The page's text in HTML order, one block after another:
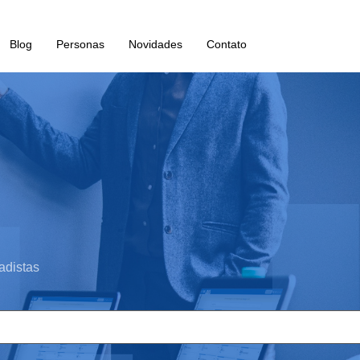
Blog Personas Novidades Contato